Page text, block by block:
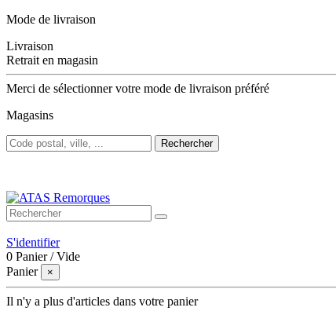
Mode de livraison
Livraison
Retrait en magasin
Merci de sélectionner votre mode de livraison préféré
Magasins
Rechercher
S'identifier
0 Panier /Vide
Panier
×
Il n'y a plus d'articles dans votre panier